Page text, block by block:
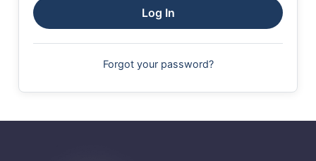
Log In
Forgot your password?